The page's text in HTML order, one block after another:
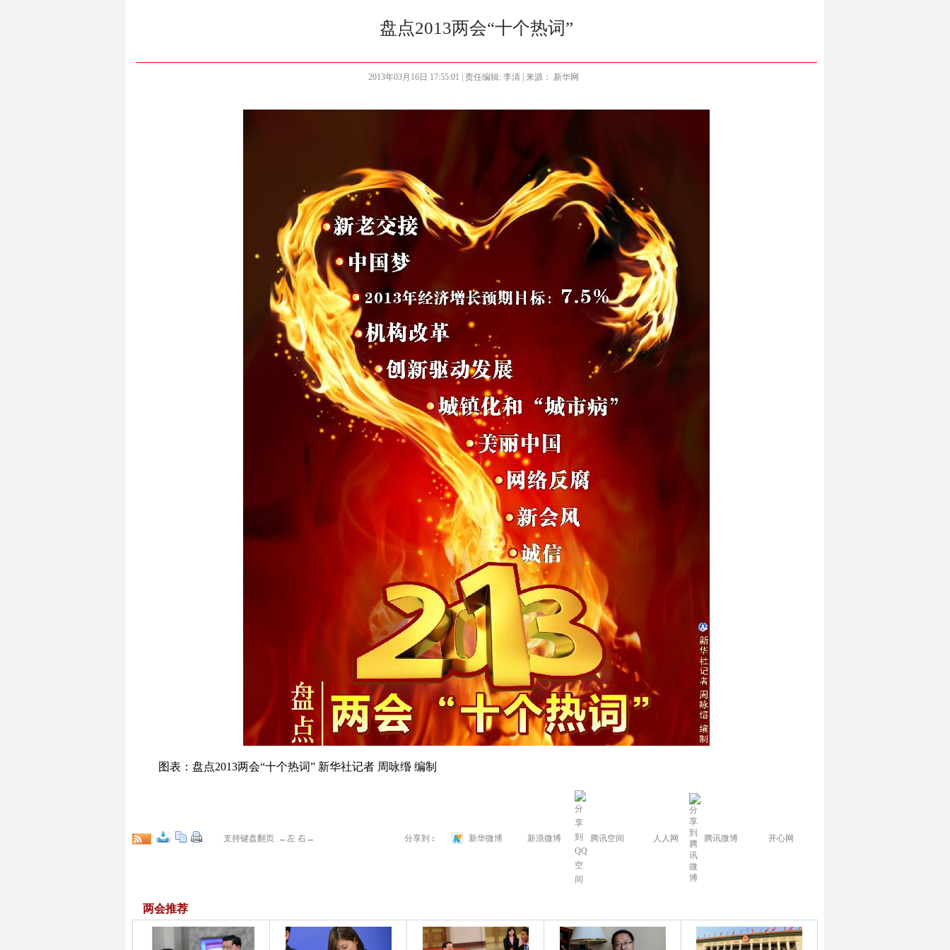
盘点2013两会“十个热词”
2013年03月16日 17:55:01 | 责任编辑: 李清 | 来源： 新华网
图表：盘点2013两会“十个热词” 新华社记者 周咏缗 编制
支持键盘翻页 ←左 右→ 分享到 : 新华微博 新浪微博 腾讯空间 人人网 腾讯微博 开心网
两会推荐